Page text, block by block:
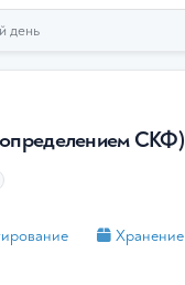
день
определением СКФ)
Хранение